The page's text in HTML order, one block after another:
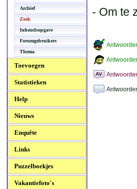
Archief
Zoek
Inhoudsopgave
Forumgebruikers
Thema
Toevoegen
Statistieken
Help
Nieuws
Enquête
Links
Puzzelboekjes
Vakantiefoto's
- Om te